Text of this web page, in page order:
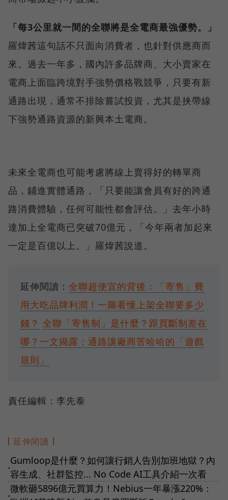
「每3公里就一間的全聯將是全電商最強優勢。」
羅煒茜這句話不只面向消費者，也針對供應商而
來。過去一年多，國內許多品牌商、大小賣家在
電商上面臨跨境對手強勢價格戰競爭，只要有新
通路出現，通常不排除嘗試投資，尤其是挟帶線
下強勢通路資源的新興本土電商。
未來全電商也可能考慮將線上賣得好的轉單商
品，鋪進實體通路，「只要能讓會員有好的跨通
路消費體驗，任何可能性都會評估。」去年小時
達加上全電商已突破70億元，「今年兩者加起來
一定是百億以上。」羅煒茜說道。
延伸閱讀： 全聯超便宜的背後：「寄售」費
用大吃品牌利潤！一圖看懂上架全聯要多少
錢？ 全聯「寄售制」是什麼？跟買斷制差在
哪？一文揭露：通路讓廠商苦哈哈的「遊戲
規則」
責任編輯：李先泰
延伸閱讀
●
Gumloop是什麼？如何讓行銷人告別加班地獄？內
容生成、社群監控... No Code AI工具介紹一次看
●
微軟砸5896億元買算力！Nebius一年暴漲220%：